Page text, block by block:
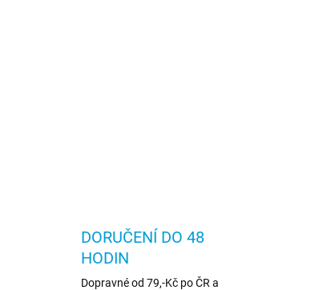
DORUČENÍ DO 48
HODIN
Dopravné od 79,-Kč po ČR a